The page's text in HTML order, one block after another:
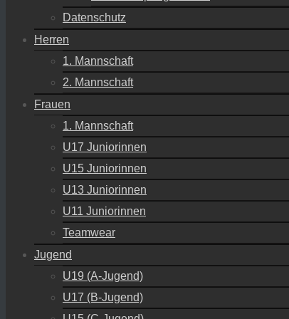
Datenschutz
Herren
1. Mannschaft
2. Mannschaft
Frauen
1. Mannschaft
U17 Juniorinnen
U15 Juniorinnen
U13 Juniorinnen
U11 Juniorinnen
Teamwear
Jugend
U19 (A-Jugend)
U17 (B-Jugend)